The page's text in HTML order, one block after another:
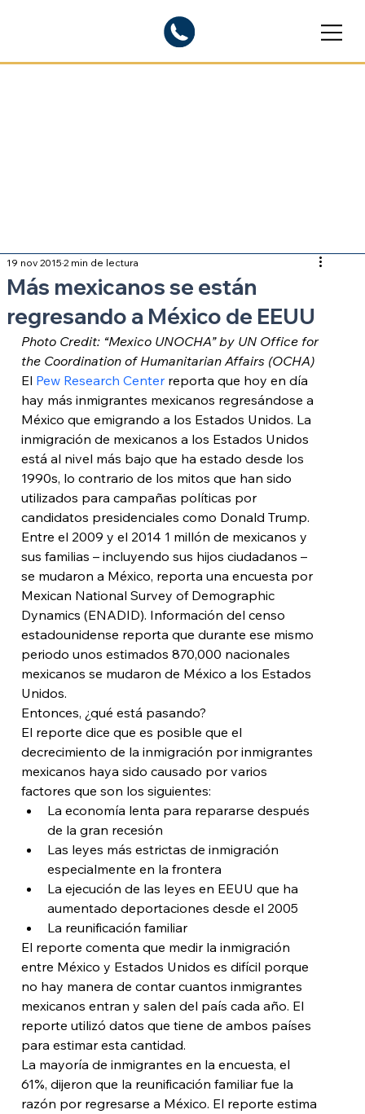
Más mexicanos se están
regresando a México de EEUU
19 nov 20152 min de lectura
Photo Credit: “Mexico UNOCHA” by UN Office for
the Coordination of Humanitarian Affairs (OCHA)
El Pew Research Center reporta que hoy en día
hay más inmigrantes mexicanos regresándose a
México que emigrando a los Estados Unidos. La
inmigración de mexicanos a los Estados Unidos
está al nivel más bajo que ha estado desde los
1990s, lo contrario de los mitos que han sido
utilizados para campañas políticas por
candidatos presidenciales como Donald Trump.
Entre el 2009 y el 2014 1 millón de mexicanos y
sus familias – incluyendo sus hijos ciudadanos –
se mudaron a México, reporta una encuesta por
Mexican National Survey of Demographic
Dynamics (ENADID). Información del censo
estadounidense reporta que durante ese mismo
periodo unos estimados 870,000 nacionales
mexicanos se mudaron de México a los Estados
Unidos.
Entonces, ¿qué está pasando?
El reporte dice que es posible que el
decrecimiento de la inmigración por inmigrantes
mexicanos haya sido causado por varios
factores que son los siguientes:
La economía lenta para repararse después
de la gran recesión
Las leyes más estrictas de inmigración
especialmente en la frontera
La ejecución de las leyes en EEUU que ha
aumentado deportaciones desde el 2005
La reunificación familiar
El reporte comenta que medir la inmigración
entre México y Estados Unidos es difícil porque
no hay manera de contar cuantos inmigrantes
mexicanos entran y salen del país cada año. El
reporte utilizó datos que tiene de ambos países
para estimar esta cantidad.
La mayoría de inmigrantes en la encuesta, el
61%, dijeron que la reunificación familiar fue la
razón por regresarse a México. El reporte estima